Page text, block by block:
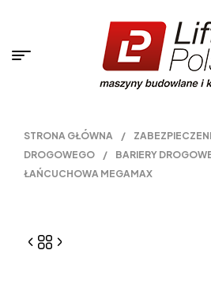
STRONA GŁÓWNA /
DROGOWEGO
/ BARIERY
ŁAŃCUCHOWA MEGAMAX